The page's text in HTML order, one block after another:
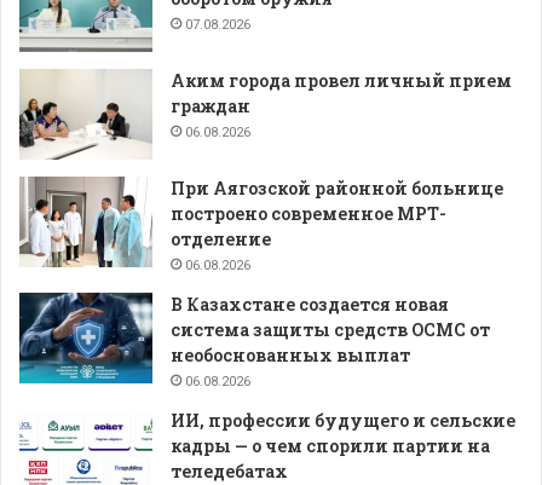
07.08.2026
Аким города провел личный прием
граждан
06.08.2026
При Аягозской районной больнице
построено современное МРТ-
отделение
06.08.2026
В Казахстане создается новая
система защиты средств ОСМС от
необоснованных выплат
06.08.2026
ИИ, профессии будущего и сельские
кадры — о чем спорили партии на
теледебатах